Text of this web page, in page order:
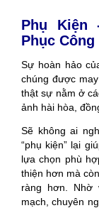
Phụ Kiện
Phục
Sự hoàn hảo
chúng được
thật sự nằm ở
ảnh hài hòa,
Sẽ không ai
“phụ kiện” lại
lựa chọn phù
thiện hơn mà
ràng hơn. Nhờ
mạch, chuyên